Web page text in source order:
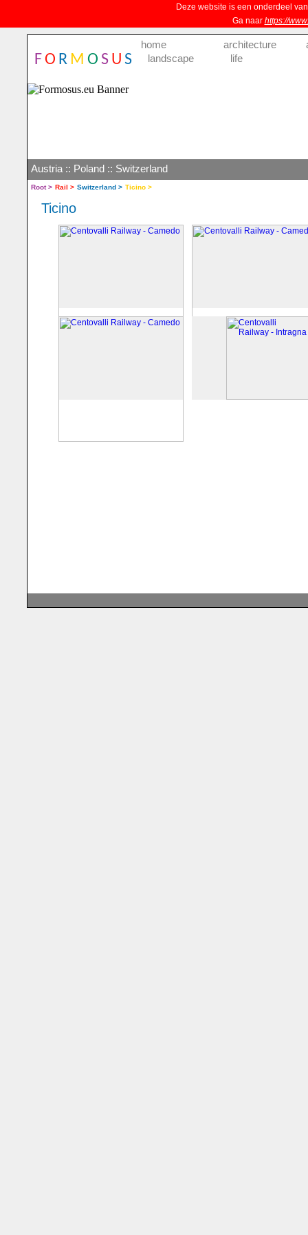
Deze website is een onderdeel
Ga naar https://
FO R M O S U S
home architecture
landscape
life
Austria :: Poland :: Switzerland
Root > Rail > Switzerland > Ticino >
Ticino